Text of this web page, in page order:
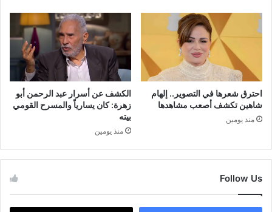
احترق شعرها في التصوير.. إلهام
شاهين تكشف أصعب مشاهدها
منذ يومين
الكشف عن أسرار عبد الرحمن أبو
زهرة: كان يسارياً والمسرح القومي
بيته
منذ يومين
Follow Us